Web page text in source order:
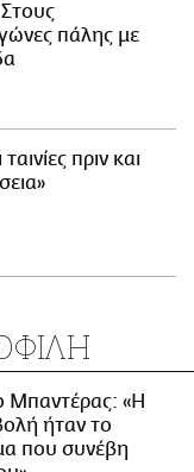
πάλης με
πριν και
Μπαντέρας: «Η
ήταν το
που συνέβη